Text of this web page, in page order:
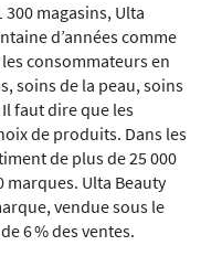
300 magasins, Ulta
d’années comme
consommateurs en
soins de la peau, soins
faut dire que les
de produits. Dans les
de plus de 25 000
marques. Ulta Beauty
vendue sous le
6 % des ventes.